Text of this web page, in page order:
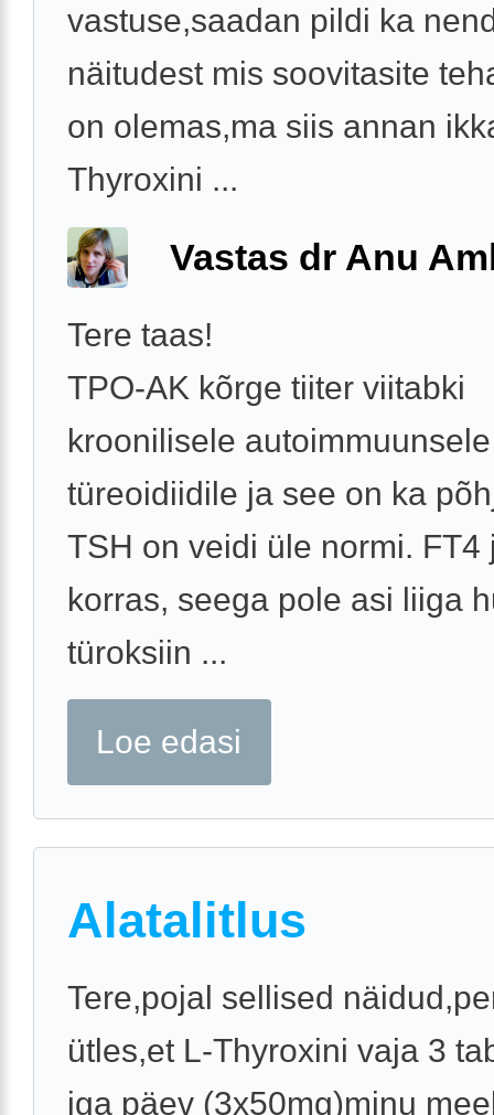
vastuse,saadan pildi ka
näitudest mis soovitasite
on olemas,ma siis annan
Thyroxini ...
Vastas dr Anu
Tere taas!
TPO-AK kõrge tiiter viitabki
kroonilisele autoimmuunsele
türeoidiidile ja see on ka
TSH on veidi üle normi. FT4
korras, seega pole asi liiga
türoksiin ...
Loe edasi
Alatalitlus
Tere,pojal sellised
ütles,et L-Thyroxini vaja 3
iga päev (3x50mg)minu